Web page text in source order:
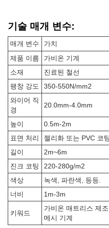
기술 매개 변수:
매개 변수
가치
제품 이름
가비온 기계
소재
진료된 철선
팽창 강도
350-550N/mm2
와이어 직
경
20.0mm-4.0mm
높이
0.5m-2m
표면 처리
젤리화 또는 PVC 코팅
길이
2m~6m
진크 코팅
220-280g/m2
색상
녹색, 파란색, 등등.
너비
1m-3m
키워드
가비온 매트리스 제
메시 기계